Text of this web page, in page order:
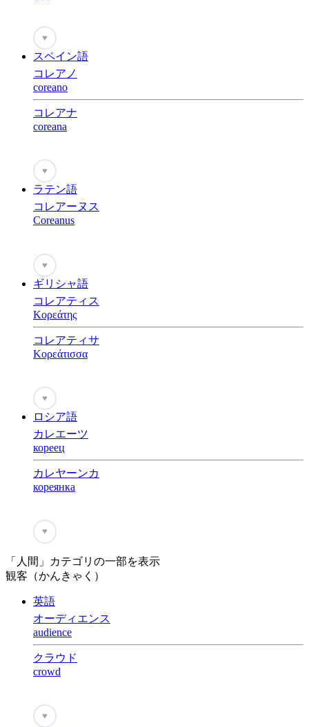
♥
スペイン語
コレアノ
coreano
コレアナ
coreana
♥
ラテン語
コレアーヌス
Coreanus
♥
ギリシャ語
コレアティス
Κορεάτης
コレアティサ
Κορεάτισσα
♥
ロシア語
カレエーツ
кореец
カレヤーンカ
кореянка
♥
「人間」カテゴリの一部を表示
観客（かんきゃく）
英語
オーディエンス
audience
クラウド
crowd
♥